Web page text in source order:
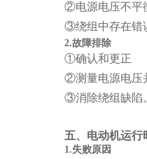
②电源电压不平
③绕组中存在错
2.故障排除
①确认和更正
②测量电源电压
③消除绕组缺陷
五、电动机运行
1.失败原因